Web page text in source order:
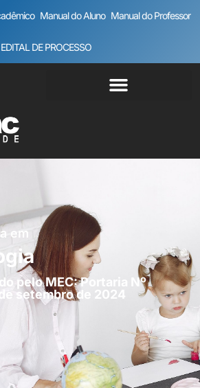
Manual do Aluno Manual do Professor
EDITAL DE PROCESSO
em
pelo MEC: Portaria Nº
setembro de 2024